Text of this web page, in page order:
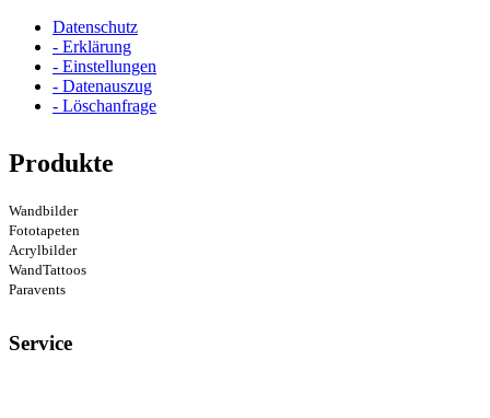
Datenschutz
- Erklärung
- Einstellungen
- Datenauszug
- Löschanfrage
Produkte
Wandbilder
Fototapeten
Acrylbilder
WandTattoos
Paravents
Service